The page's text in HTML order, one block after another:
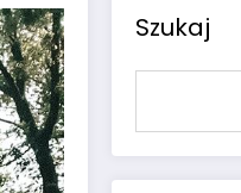
Szukaj